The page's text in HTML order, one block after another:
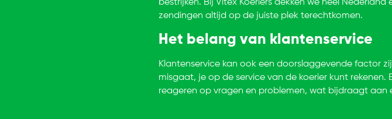
bestrijken. Bij Vitex Koeriers dekken we heel
zendingen altijd op de juiste plek terechtkomen.
Het belang van klantenservice
Klantenservice kan ook een doorslaggevende factor
misgaat, je op de service van de koerier kunt rekenen.
reageren op vragen en problemen, wat bijdraagt aan